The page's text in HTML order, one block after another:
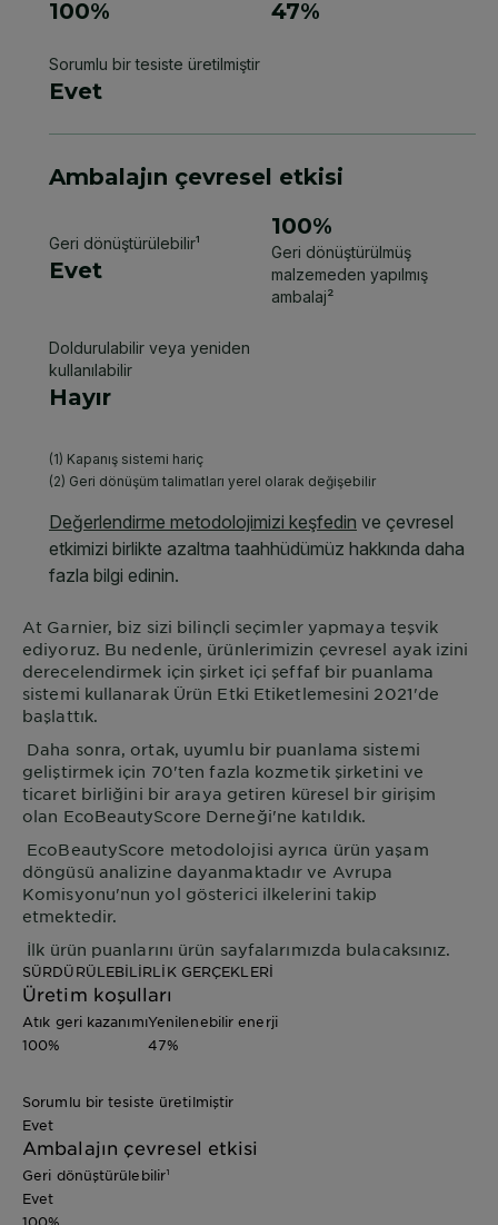
At Garnier, biz sizi bilinçli seçimler yapmaya teşvik
ediyoruz. Bu nedenle, ürünlerimizin çevresel ayak izini
derecelendirmek için şirket içi şeffaf bir puanlama
sistemi kullanarak Ürün Etki Etiketlemesini 2021'de
başlattık.
Daha sonra, ortak, uyumlu bir puanlama sistemi
geliştirmek için 70'ten fazla kozmetik şirketini ve
ticaret birliğini bir araya getiren küresel bir girişim
olan EcoBeautyScore Derneği'ne katıldık.
EcoBeautyScore metodolojisi ayrıca ürün yaşam
döngüsü analizine dayanmaktadır ve Avrupa
Komisyonu'nun yol gösterici ilkelerini takip
etmektedir.
İlk ürün puanlarını ürün sayfalarımızda bulacaksınız.
SÜRDÜRÜLEBİLİRLİK GERÇEKLERİ
Üretim koşulları
Atık geri kazanımı
100%
Yenilenebilir enerji
47%
Sorumlu bir tesiste üretilmiştir
Evet
Ambalajın çevresel etkisi
Geri dönüştürülebilir¹
Evet